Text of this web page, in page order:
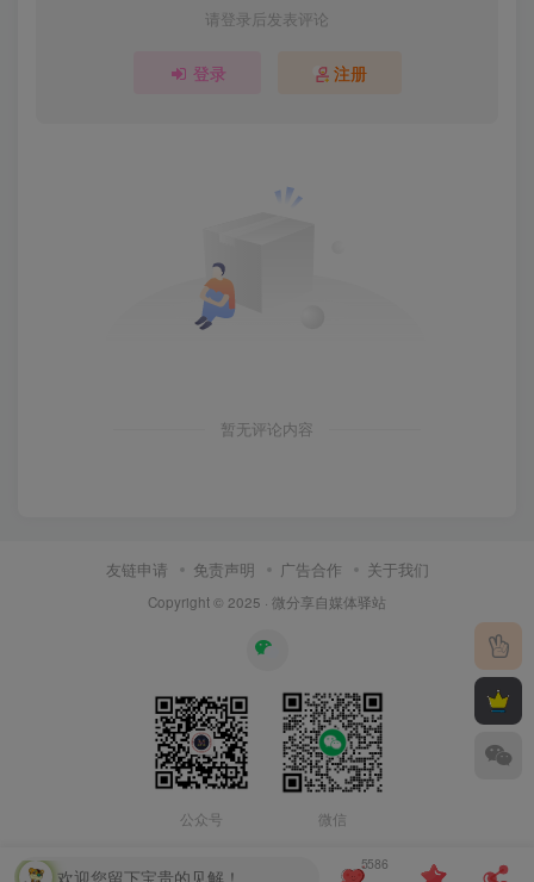
请登录后发表评论
登录 注册
暂无评论内容
友链申请 免责声明 广告合作 关于我们
Copyright © 2025 · 微分享自媒体驿站
公众号 微信
欢迎您留下宝贵的见解！
5586